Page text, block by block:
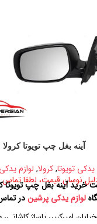
آینه بغل چپ تویوتا کرولا
یدکی تویوتا,کرولا, لوازم
نوسان قیمت، لطفا تماس
خرید آینه بغل چپ تویوتا
لوازم یدکی پرشیندر
امیرکبیر، پاساژ